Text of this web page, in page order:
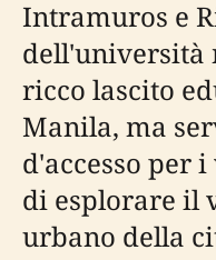
Intramuros e
dell'università
ricco lascito
Manila, ma
d'accesso per
di esplorare il
urbano della